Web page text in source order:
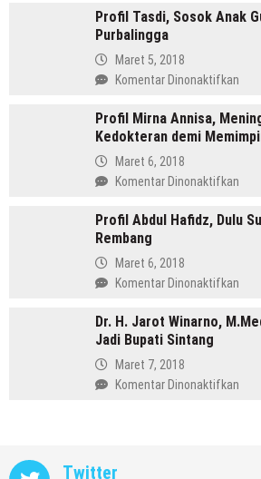
Islam
Profil Tasdi, Sosok Anak
Purbalingga
Maret 5, 2018
Komentar Dinonaktifkan
Profil Mirna Annisa,
Kedokteran demi
Maret 6, 2018
Komentar Dinonaktifkan
demi
Profil Abdul Hafidz, Dulu
Rembang
Maret 6, 2018
Komentar Dinonaktifkan
Dr. H. Jarot Winarno,
Jadi Bupati Sintang
Maret 7, 2018
Komentar Dinonaktifkan
Twitter